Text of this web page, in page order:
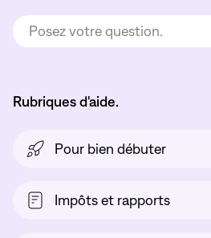
Rubriques d'aide.
Pour bien débuter
Impôts et rapports